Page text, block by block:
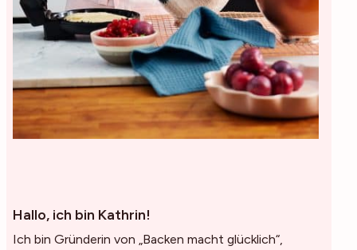
Hallo, ich bin Kathrin!
Ich bin Gründerin von „Backen macht glücklich“,